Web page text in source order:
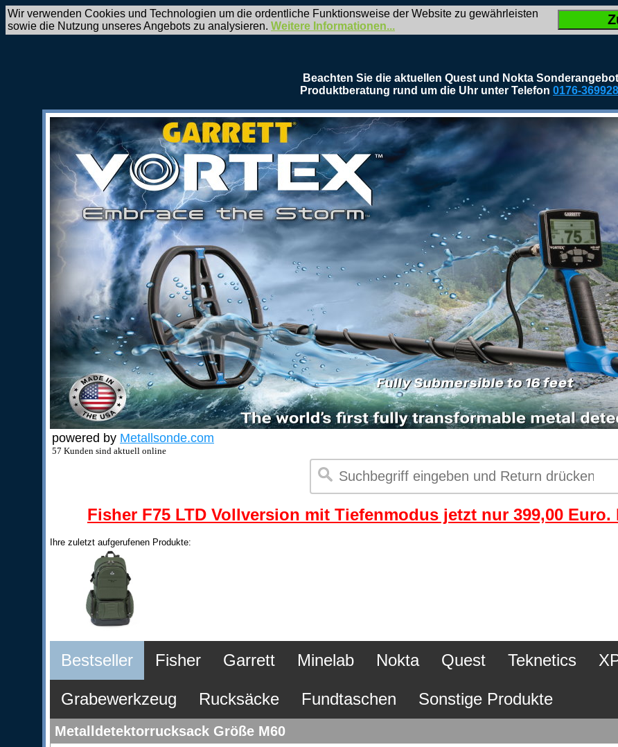
Wir verwenden Cookies und Technologien um die ordentliche Funktionsweise der Website zu gewährleisten
sowie die Nutzung unseres Angebots zu analysieren. Weitere Informationen...
Beachten Sie die aktuellen Quest und Nokta
Produktberatung rund um die Uhr unter Telefon 0176-
powered by Metallsonde.com
57 Kunden sind aktuell online
Fisher F75 LTD Vollversion mit Tiefenmodus jetzt nur 399,00
Ihre zuletzt aufgerufenen Produkte:
Bestseller Fisher Garrett Minelab Nokta Quest Teknetics
Grabewerkzeug Rucksäcke Fundtaschen Sonstige Produkte
Metalldetektorrucksack Größe M60